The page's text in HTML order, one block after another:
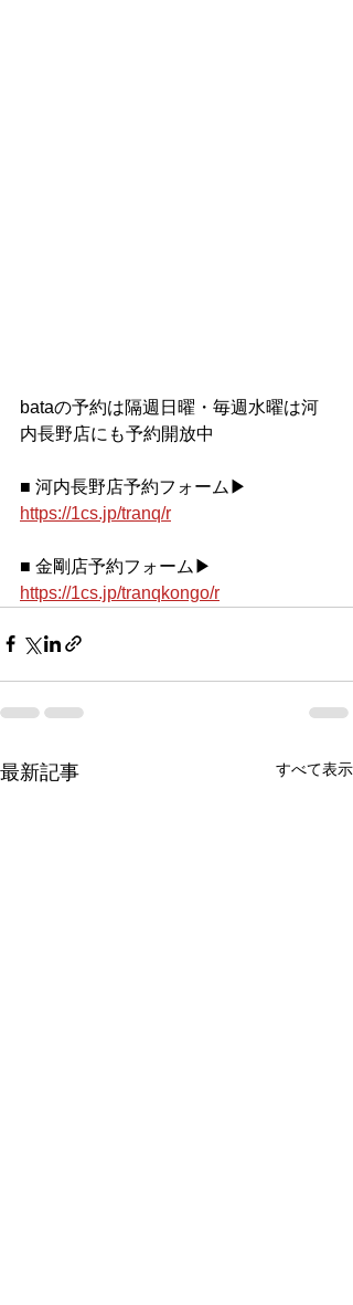
bataの予約は隔週日曜・毎週水曜は河
内長野店にも予約開放中
■ 河内長野店予約フォーム▶
https://1cs.jp/tranq/r
■ 金剛店予約フォーム▶
https://1cs.jp/tranqkongo/r
最新記事 すべて表示